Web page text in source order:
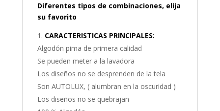
Diferentes tipos de combinaciones, elija
su favorito
CARACTERISTICAS PRINCIPALES:
Algodón pima de primera calidad
Se pueden meter a la lavadora
Los diseños no se desprenden de la tela
Son AUTOLUX, ( alumbran en la oscuridad )
Los diseños no se quebrajan